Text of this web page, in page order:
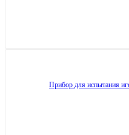
Прибор для испытания